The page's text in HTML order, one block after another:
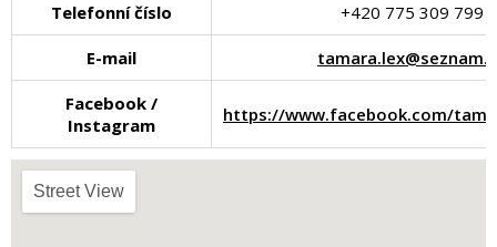
Telefonní číslo +420 775 309 799
E-mail
Facebook /
Instagram
https://www.facebook.com/
Street View